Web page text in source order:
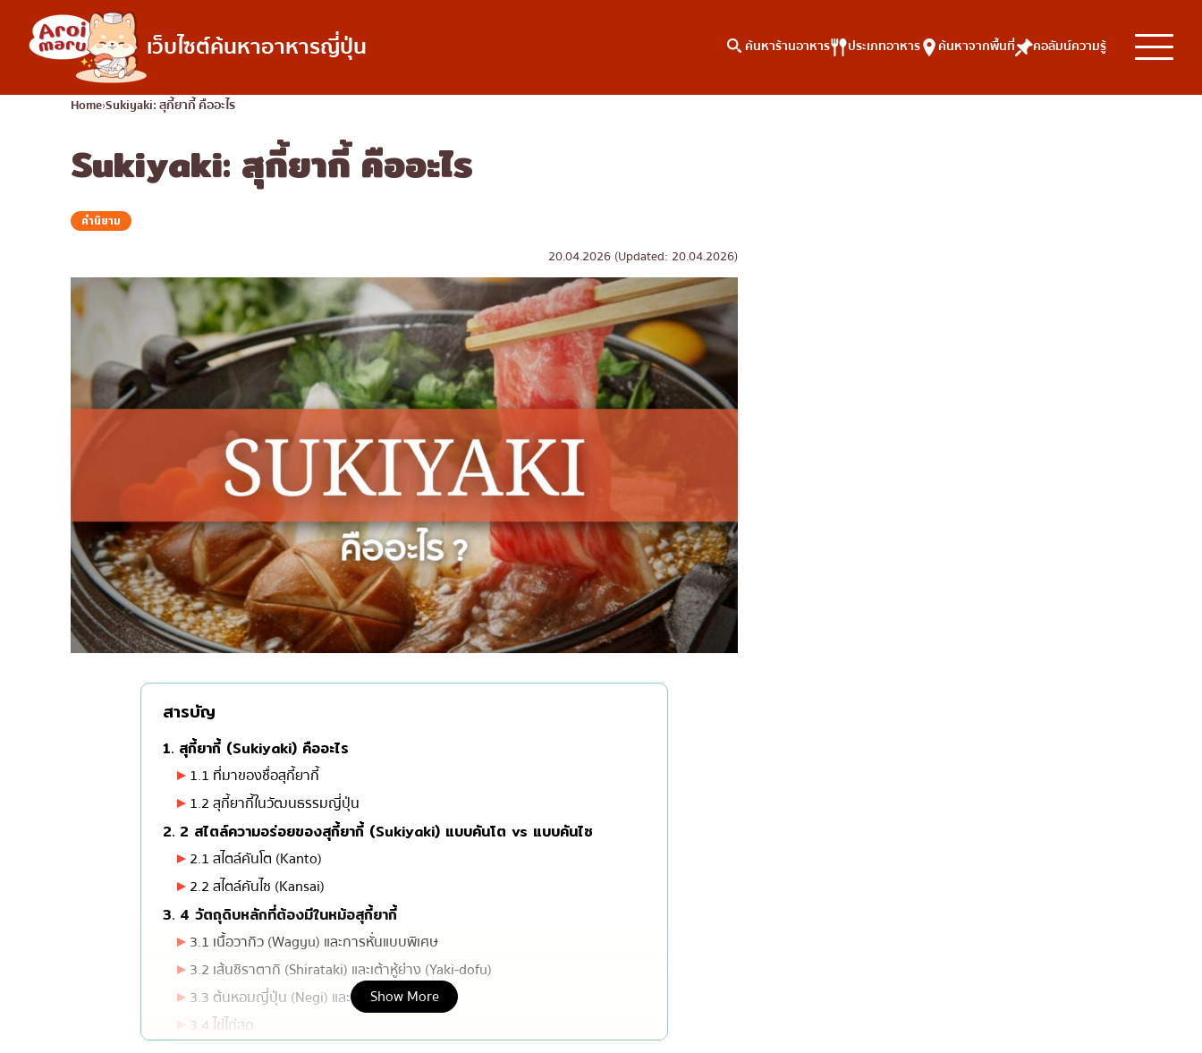
เว็บไซต์ค้นหาอาหารญี่ปุ่น ค้นหาร้านอาหาร ประเภทอาหาร ค้นหาจากพื้นที่ คอลัมน์ความรู้
อาหารญี่ปุ่น
ค้นหาร้านอาหาร
ค้นหาตามประเภทอาหาร
ปิ้งย่างญี่ปุ่น/ยากินิกุ
คัตสึด้ง/ทงคัตสึ
ชาบูชาบู/สุกี้ยากี้
แกงกะหรี่ญี่ปุ่น
ไก่ย่างเสียบไม้สไตล์ญี่ปุ่น
โซบะ/อุด้ง
ขนมหวานญี่ปุ่น
เทมปุระ
โอมากาเสะ
ร้านอาหารญี่ปุ่นระดับพรีเมียม
ซาชิมิ/อาหารทะเล
อาหารตะวันตกสไตล์ญี่ปุ่น
ปลาไหลย่าง
โอโคโนมิยากิ/เทปปันยากิ
ด้ง (ข้าวหน้าต่างๆ)
บุฟเฟต์
มิชลิน
สเต็ก
ของทอดเสียบไม้
หม้อไฟญี่ปุ่น
ของย่างเสียบไม้/เครื่องในย่าง
ร้านอาหารญี่ปุ่นแบบดั้งเดิม
ทาโกะยากิ
โอเด้ง/เมนูตุ๋นสไตล์ญี่ปุ่น
ทองหล่อ
เอกมัย
พร้อมพงษ์
อโศก
อารีย์
สีลม
สาทร
อ่อนนุช
พระราม 9
รัชดา
พระโขนง
เพลินจิต
ชิดลม
เซ็นทรัลเวิลด์
ปทุมธานี
ภูเก็ต
HomeSukiyaki: สุกี้ยากี้ คืออะไร
Sukiyaki: สุกี้ยากี้ คืออะไร
คำนิยาม
20.04.2026 (Updated: 20.04.2026)
สารบัญ
1. สุกี้ยากี้ (Sukiyaki) คืออะไร
1.1 ที่มาของชื่อสุกี้ยากี้
1.2 สุกี้ยากี้ในวัฒนธรรมญี่ปุ่น
2. 2 สไตล์ความอร่อยของสุกี้ยากี้ (Sukiyaki) แบบคันโต vs แบบคันไซ
2.1 สไตล์คันโต (Kanto)
2.2 สไตล์คันไซ (Kansai)
3. 4 วัตถุดิบหลักที่ต้องมีในหม้อสุกี้ยากี้
3.1 เนื้อวากิว (Wagyu) และการหั่นแบบพิเศษ
3.2 เส้นชิราตากิ (Shirataki) และเต้าหู้ย่าง (Yaki-dofu)
3.3 ต้นหอมญี่ปุ่น (Negi) และต้นอ่อนถั่วลันเตา
3.4 ไข่ไก่สด
Show More